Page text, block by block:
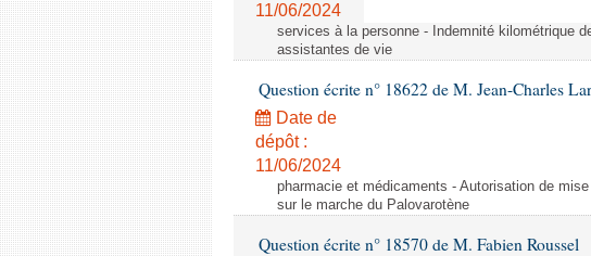
11/06/2024
services à la personne - Indemnité kilométrique
assistantes de vie
Question écrite n° 18622 de M. Jean-Charles
Date de
dépôt :
11/06/2024
pharmacie et médicaments - Autorisation de
sur le marche du Palovarotène
Question écrite n° 18570 de M. Fabien Roussel